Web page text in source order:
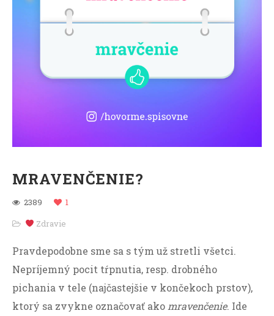
MRAVENČENIE?
2389
1
Zdravie
Pravdepodobne sme sa s tým už stretli všetci.
Nepríjemný pocit tŕpnutia, resp. drobného
pichania v tele (najčastejšie v končekoch prstov),
ktorý sa zvykne označovať ako mravenčenie. Ide